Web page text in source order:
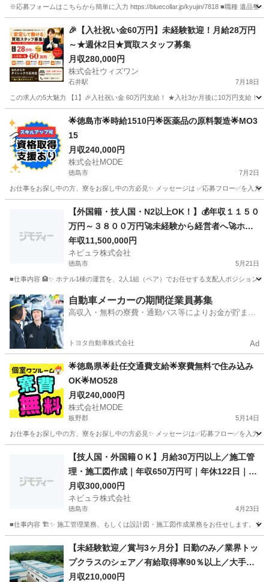
※応募フォームはこちらから簡単に入力 https://bluecollar.jp/kyujin/7818 ■職種 遺品整
その他 未経験
🎉【入社祝い金60万円】未経験歓迎！月給28万円
～★週休2日★買取スタッフ募集
月収280,000円
株式会社ウィズワン
石井駅 7月18日
この求人の5大魅力 【1】🎉入社祝い金 60万円支給！ ★入社3か月後に10万円支給！
石井駅 その他
🌟徳島市🌟時給1510円🌟医薬品の原料製造🌟MO3
15
月収240,000円
株式会社MODE
徳島市 7月2日
お仕事をお探し中の方、寮をお探し中の方必見✨ メッセージは ✅応募フロー✅を入
その他 未経験
【外国籍・技人国・N2以上OK！】💰️年収１１５０
万円～３８００万円🚀未経験から経営者へ🚀ホテ
ル支配人｜4年で貯蓄2000万可｜ペアで応募｜住
居無料
年収11,500,000円
ネビュラ株式会社
徳島市 5月21日
■仕事内容 🏨✨ ホテル1棟の運営を、2人1組（ペア）でお任せする支配人ポジション
徳島 徳島市 その他 未経験
自動車メーカーの期間従業員募集
高収入・無料の寮費・通勤バス等によりお金が貯まり
トヨタ自動車株式会社 Ad
🌟徳島県🌟赴任交通費支給🌟寮費無料で住み込み
OK🌟MO528
月収240,000円
株式会社MODE
板野郡 5月14日
お仕事をお探し中の方、寮をお探し中の方必見✨ メッセージは✅応募フロー✅を入力
その他 未経験
【技人国・外国籍ＯＫ】月給30万円以上／施工管
理・施工図作成｜年収650万円可｜年休122日｜土
日祝休み
月収300,000円
ネビュラ株式会社
徳島市 4月23日
■仕事内容 🏗️✨ 施工管理業務、もしくは設計図・施工図作成業務をお任せします。 建
その他 業務
【未経験歓迎／賞与3ヶ月分】日勤のみ／業界トッ
プクラスのシェア／有給取得率90％以上／大手メ
ーカーとの取引多数＿太陽ファスナー株式会社徳
月収210,000円